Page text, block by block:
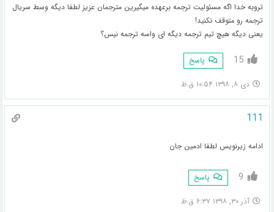
تروبه خدا اگه مسئولیت ترجمه برعهده میگیرین مترجمان عزیز لطفا دیگه وسط سریال
ترجمه رو متوقف نکنید!
یعنی دیگه هیچ تیم ترجمه دیگه ای واسه ترجمه نیس؟
15 پاسخ
دی ۸, ۱۳۹۸ ۱۰:۵۴ ق.ظ
111
ادامه زیرنویس لطفا ادمین جان
9 پاسخ
آذر ۳۰, ۱۳۹۸ ۶:۳۷ ق.ظ